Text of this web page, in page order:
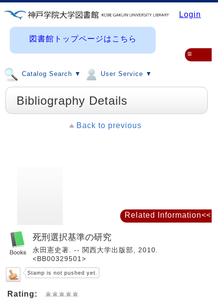
Login
図書館トップページはこちら
Catalog Search ▼ User Service ▼
≡
Bibliography Details
Back to previous
死刑選択基準の研究
永田憲史著. -- 関西大学出版部, 2010.
<BB00329501>
Stamp is not pushed yet.
Rating:
Related Information<<